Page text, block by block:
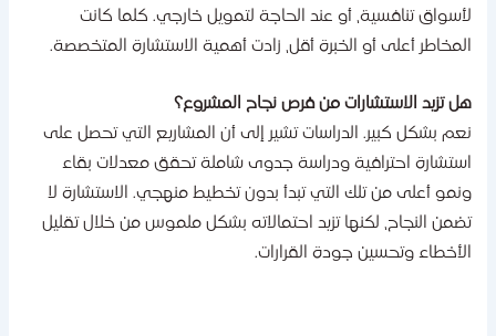
تنافسية، أو عند الحاجة لتمويل خارجي. كلما كانت
أعلى أو الخبرة أقل، زادت أهمية الاستشارة المتخصصة.
تزيد الاستشارات من فرص نجاح المشروع؟
بشكل كبير. الدراسات تشير إلى أن المشاريع التي تحصل على
احترافية ودراسة جدوى شاملة تحقق معدلات بقاء
أعلى من تلك التي تبدأ بدون تخطيط منهجي. الاستشارة لا
النجاح، لكنها تزيد احتمالاته بشكل ملموس من خلال تقليل
وتحسين جودة القرارات.